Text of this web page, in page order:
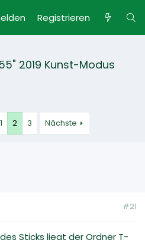
Registrieren
2019 Kunst-Modus
1 2 3 Nächste
#21
Sticks liegt der Ordner T-